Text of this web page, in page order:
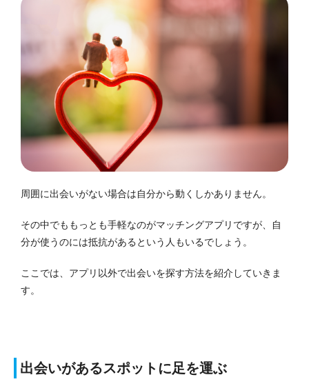
周囲に出会いがない場合は自分から動くしかありません。
その中でももっとも手軽なのがマッチングアプリですが、自
分が使うのには抵抗があるという人もいるでしょう。
ここでは、アプリ以外で出会いを探す方法を紹介していきま
す。
出会いがあるスポットに足を運ぶ